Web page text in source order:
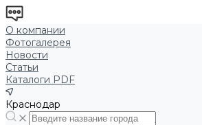
О компании
Фотогалерея
Новости
Статьи
Каталоги PDF
Краснодар